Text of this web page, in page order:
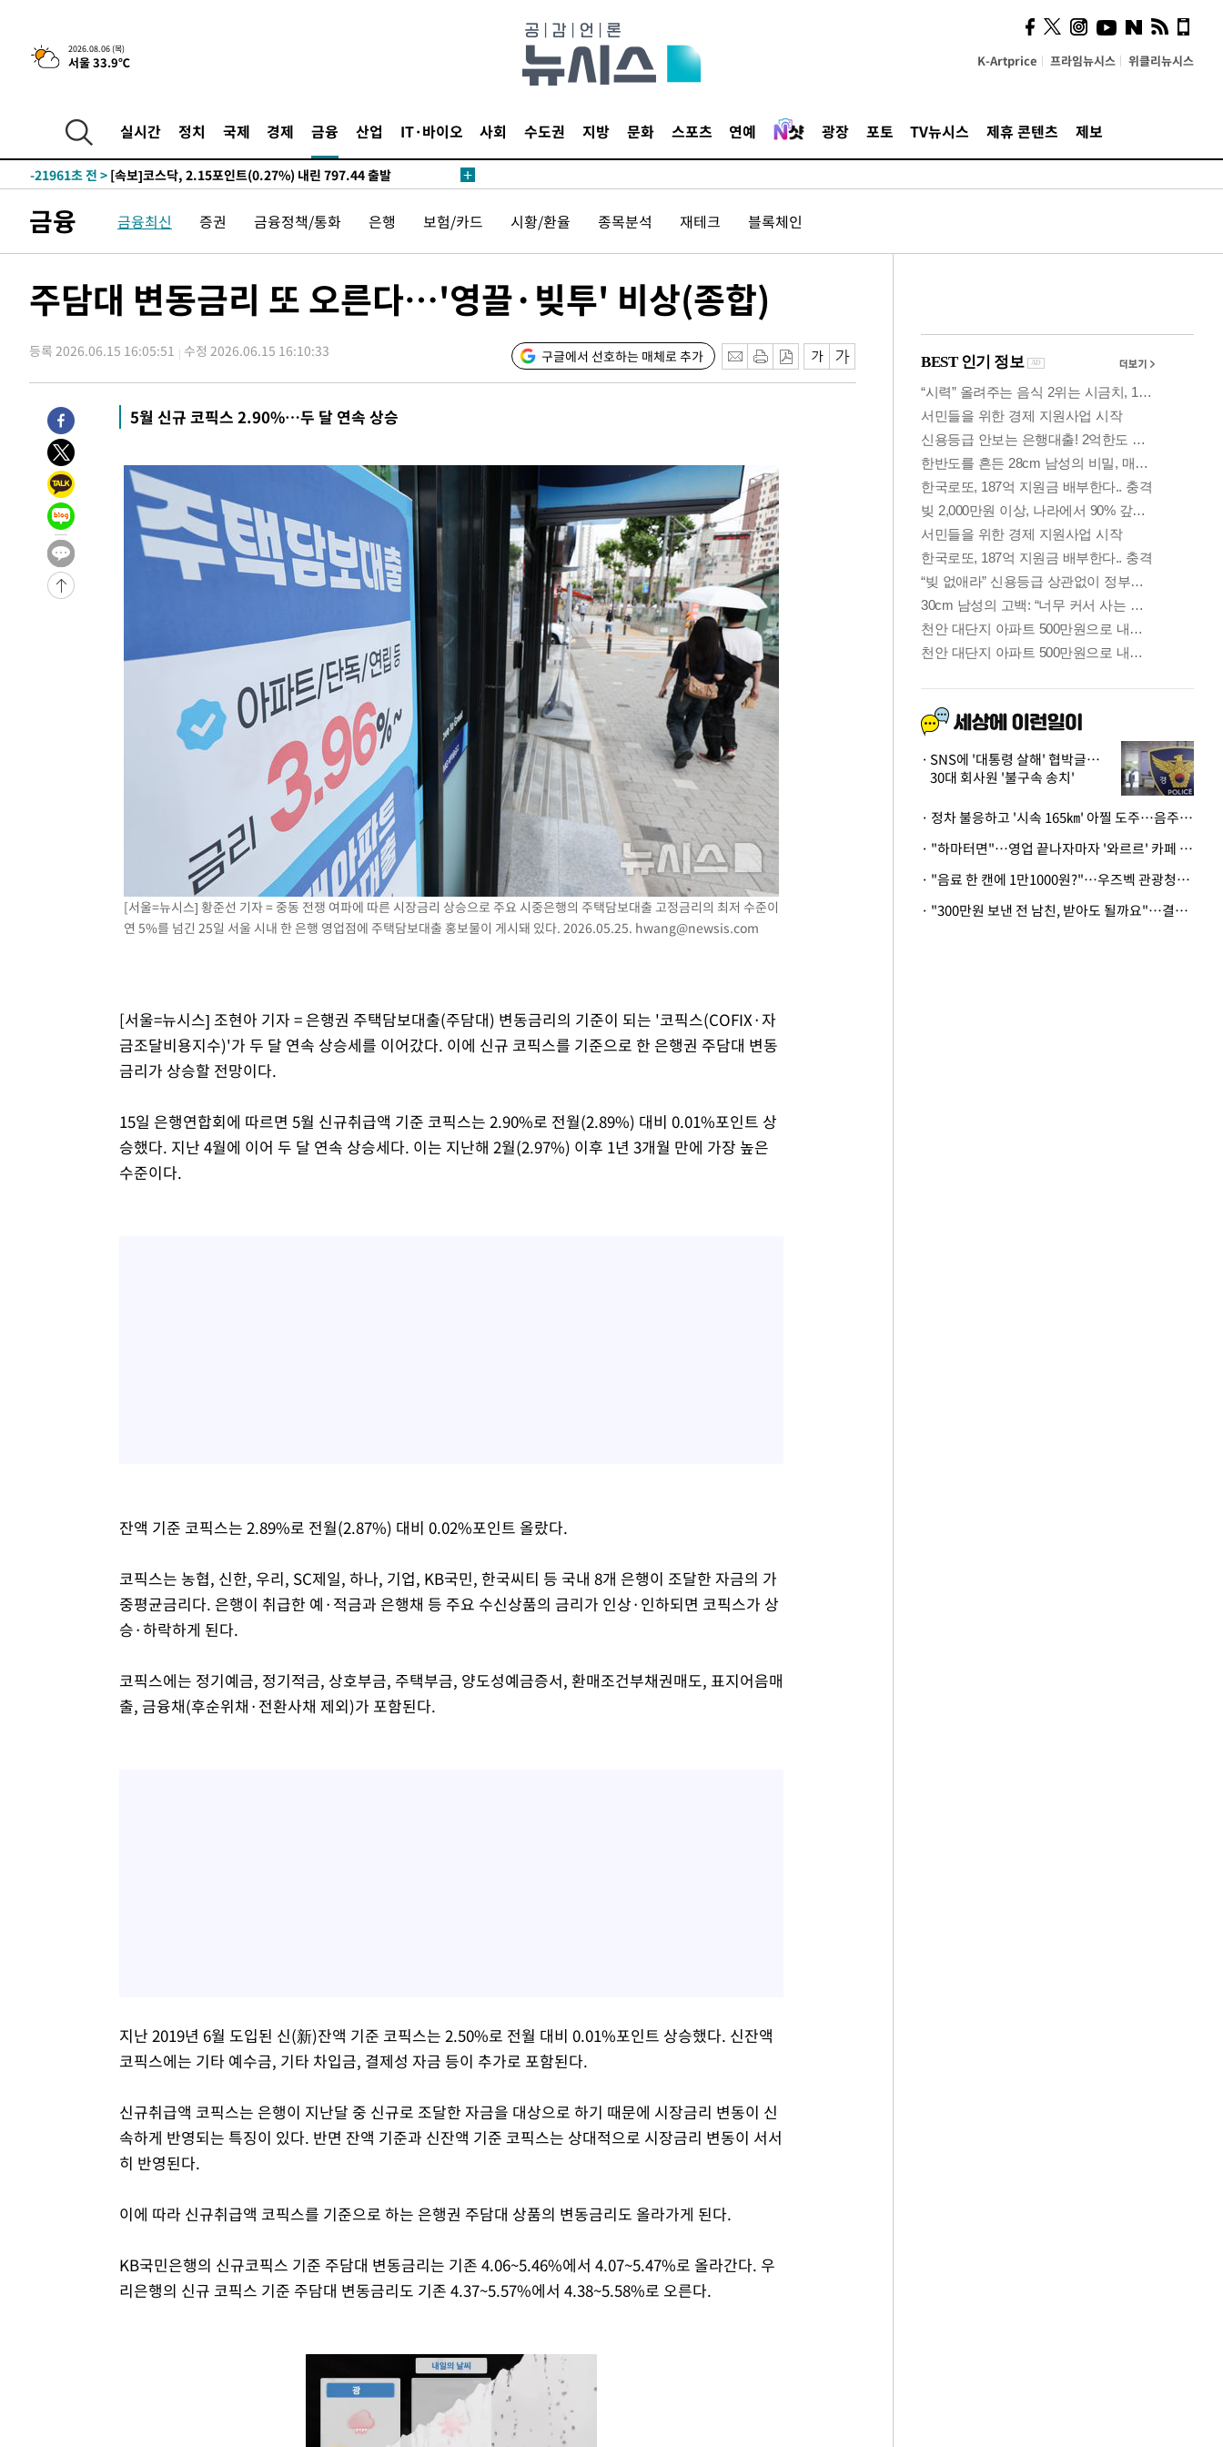
2026.08.06 (목)
서울 33.9℃ K-Artprice 프라임뉴시스 위클리뉴시스
실시간 정치 국제 경제 금융 산업 IT·바이오 사회 수도권 지방 문화 스포츠 연예 광장 포토 TV뉴시스 제휴 콘텐츠 제보
-27381초 전 >[속보]경찰, '홍명보 선임 논란' 대한축구협회·축구회관 등 압수수
색-26768초 전 >[속보]산업장관 "美무역법 제301조 과잉생산 결과 발표 8월 중 예
-25833초 전 >
[속보]전남광주 초대 시민추천 부시장에 백승주·윤난실
-23394초 전 >
-21961초 전 > [속보]코스닥, 2.15포인트(0.27%) 내린 797.44 출발
-18391초 전 >
6월 경상수지 497.3억 달러…두 달 연속 사상 최대
-18342초 전 >서울 낮 39도 '폭염중대경보'…40도 관측 가능성도
-7877초 전 >[속보] 호르무즈 해협 이란-오만 협상 기대속 뉴욕증시 혼조 마감 다
임 3년 인터뷰
2시간 전 >[속보] "이란-오만, 호르무즈 해협 통행 항로 합의" 이란 외무부 대변인
-32206초 전 >트럼프, 한국계 진보 주지사 후보 맹공…"공산주의가 최대 위협"
-32184초 전 >
"美간섭에 합의 지연"…트럼프, '이란 호르무즈 통제권' 수용할까
-28704초 전 >
[속보]산업장관 "李정부, 원전 반대 안해…안정 전력 위해 불가피"
-27401초 전 >
-26788초 전 >
[속보]산업장관 "美무역법 제301조 과잉생산 결과 발표 8월 중 예
-26581초 전 >
[속보]코스피 매도사이드카 발동…4%대 급락
-25853초 전 >
[속보]전남광주 초대 시민추천 부시장에 백승주·윤난실
-23414초 전 >
서울 열대야 15일째 지속…비공식 '초열대야' 30도 넘어
-21981초 전 >
[속보]코스닥, 2.15포인트(0.27%) 내린 797.44 출발
6월 경상수지 497.3억 달러…두 달 연속 사상 최대
서울 낮 39도 '폭염중대경보'…40도 관측 가능성도
미 워싱턴주 스포캔 시의 통제불능 3개 산불, 방화선 일부 구축
[속보] 호르무즈 해협 이란-오만 협상 기대속 뉴욕증시 혼조 마감 다
[속보] 이란 대통령 "지금 최고지도자와 소통하기가 매우 어려워" 취
[속보] "이란-오만, 호르무즈 해협 통행 항로 합의" 이란 외무부 대변인
금융 금융최신 증권 금융정책/통화 은행 보험/카드 시황/환율 종목분석 재테크 블록체인
주담대 변동금리 또 오른다…'영끌·빚투' 비상(종합)
등록 2026.06.15 16:05:51 수정 2026.06.15 16:10:33 구글에서 선호하는 매체로 추가
5월 신규 코픽스 2.90%…두 달 연속 상승
[서울=뉴시스] 황준선 기자 = 중동 전쟁 여파에 따른 시장금리 상승으로 주요 시중은행의 주택담보대출 고정금리의 최저 수준이
연 5%를 넘긴 25일 서울 시내 한 은행 영업점에 주택담보대출 홍보물이 게시돼 있다. 2026.05.25. hwang@newsis.com
[서울=뉴시스] 조현아 기자 = 은행권 주택담보대출(주담대) 변동금리의 기준이 되는 '코픽스(COFIX·자
금조달비용지수)'가 두 달 연속 상승세를 이어갔다. 이에 신규 코픽스를 기준으로 한 은행권 주담대 변동
금리가 상승할 전망이다.
15일 은행연합회에 따르면 5월 신규취급액 기준 코픽스는 2.90%로 전월(2.89%) 대비 0.01%포인트 상
승했다. 지난 4월에 이어 두 달 연속 상승세다. 이는 지난해 2월(2.97%) 이후 1년 3개월 만에 가장 높은
수준이다.
잔액 기준 코픽스는 2.89%로 전월(2.87%) 대비 0.02%포인트 올랐다.
코픽스는 농협, 신한, 우리, SC제일, 하나, 기업, KB국민, 한국씨티 등 국내 8개 은행이 조달한 자금의 가
중평균금리다. 은행이 취급한 예·적금과 은행채 등 주요 수신상품의 금리가 인상·인하되면 코픽스가 상
승·하락하게 된다.
코픽스에는 정기예금, 정기적금, 상호부금, 주택부금, 양도성예금증서, 환매조건부채권매도, 표지어음매
출, 금융채(후순위채·전환사채 제외)가 포함된다.
지난 2019년 6월 도입된 신(新)잔액 기준 코픽스는 2.50%로 전월 대비 0.01%포인트 상승했다. 신잔액
코픽스에는 기타 예수금, 기타 차입금, 결제성 자금 등이 추가로 포함된다.
신규취급액 코픽스는 은행이 지난달 중 신규로 조달한 자금을 대상으로 하기 때문에 시장금리 변동이 신
속하게 반영되는 특징이 있다. 반면 잔액 기준과 신잔액 기준 코픽스는 상대적으로 시장금리 변동이 서서
히 반영된다.
이에 따라 신규취급액 코픽스를 기준으로 하는 은행권 주담대 상품의 변동금리도 올라가게 된다.
KB국민은행의 신규코픽스 기준 주담대 변동금리는 기존 4.06~5.46%에서 4.07~5.47%로 올라간다. 우
리은행의 신규 코픽스 기준 주담대 변동금리도 기존 4.37~5.57%에서 4.38~5.58%로 오른다.
계…'고급 가요'의 주체적
영토
SNS에 '대통령 살해' 협박글…
30대 회사원 '불구속 송치'
· 정차 불응하고 '시속 165㎞' 아찔 도주…음주운전자 체포
· "하마터면"…영업 끝나자마자 '와르르' 카페 테라스 덮친 대리석 외벽
· "음료 한 캔에 1만1000원?"…우즈벡 관광청까지 나섰다, 유튜버 폭로 후폭풍
· "300만원 보낸 전 남친, 받아도 될까요"…결혼 앞둔 예비신부의 뜻밖 고충